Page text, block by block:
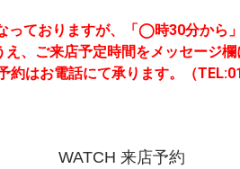
っておりますが、「◯時30分から
、ご来店予定時間をメッセージ欄
約はお電話にて承ります。（
WATCH 来店予約